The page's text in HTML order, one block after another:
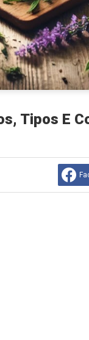
Tipos E